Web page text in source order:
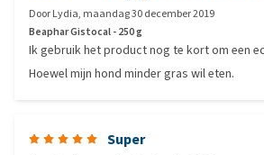
DoorLydia, maandag 30 december 2019
Beaphar Gistocal - 250 g
Ik gebruik het product nog te kort om een
Hoewel mijn hond minder gras wil eten.
Super